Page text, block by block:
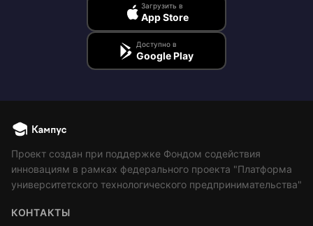
Загрузить в
App Store
Доступно в
Google Play
Проект создан при поддержке Фондом содействия
инновациям в рамках федерального проекта "Платформа
университетского технологического предпринимательства"
КОНТАКТЫ